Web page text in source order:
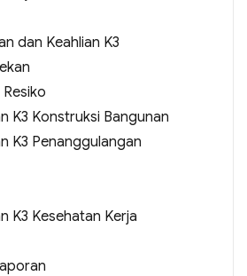
dan Keahlian K3
K3 Konstruksi Bangunan
K3 Penanggulangan
K3 Kesehatan Kerja